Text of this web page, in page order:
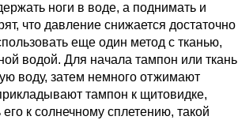
ноги в воде, а поднимать и
что давление снижается достаточно
еще один метод с тканью,
водой. Для начала тампон или ткань
воду, затем немного отжимают
тампон к щитовидке,
к солнечному сплетению, такой